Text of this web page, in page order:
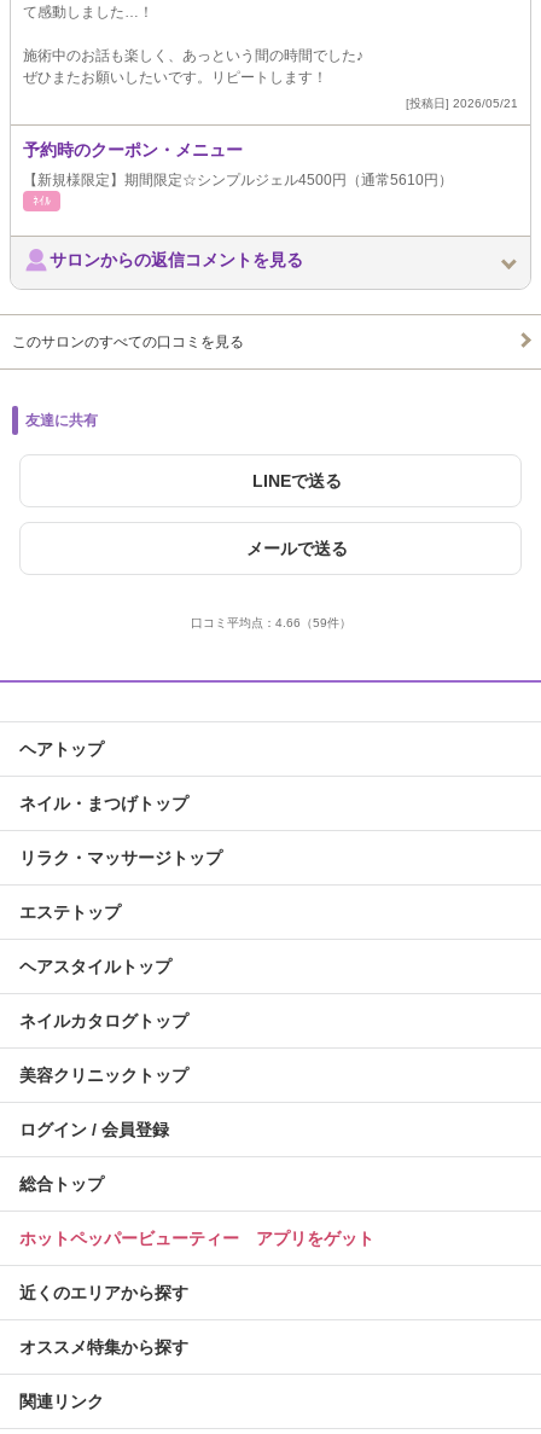
て感動しました…！
施術中のお話も楽しく、あっという間の時間でした♪
ぜひまたお願いしたいです。リピートします！
[投稿日] 2026/05/21
予約時のクーポン・メニュー
【新規様限定】期間限定☆シンプルジェル4500円（通常5610円）
ﾈｲﾙ
サロンからの返信コメントを見る
このサロンのすべての口コミを見る
友達に共有
LINEで送る
メールで送る
口コミ平均点： 4.66 （59件）
ヘアトップ
ネイル・まつげトップ
リラク・マッサージトップ
エステトップ
ヘアスタイルトップ
ネイルカタログトップ
美容クリニックトップ
ログイン / 会員登録
総合トップ
ホットペッパービューティー アプリをゲット
近くのエリアから探す
オススメ特集から探す
関連リンク